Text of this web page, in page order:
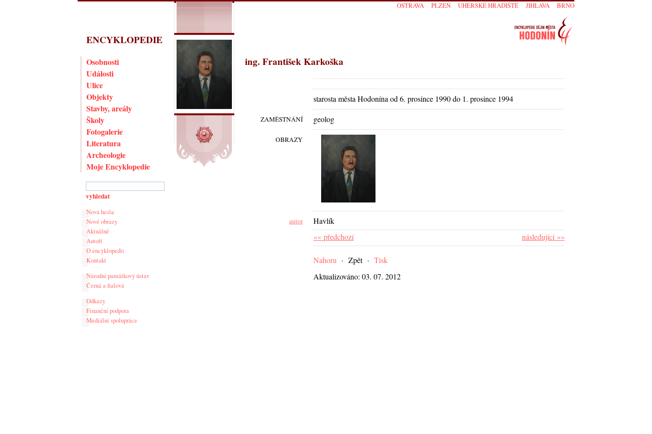
ENCYKLOPEDIE
Osobnosti
Události
Ulice
Objekty
Stavby, areály
Školy
Fotogalerie
Literatura
Archeologie
Moje Encyklopedie
Nová hesla
Nové obrazy
Aktuálně
Autoři
O encyklopedii
Kontakt
Národní památkový ústav
Černá a fialová
Odkazy
Finanční podpora
Mediální spolupráce
ing. František Karkoška
starosta města Hodonína od 6. prosince 1990 do 1. prosince 1994
ZAMĚSTNÁNÍ geolog
OBRAZY
autor
Havlík
následující »»
«« předchozí
Nahoru · Zpět· Tisk
Aktualizováno: 03. 07. 2012
BRNO
JIHLAVA
UHERSKÉ HRADIŠTĚ
PLZEŇ
OSTRAVA